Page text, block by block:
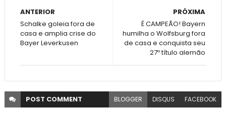
PRÓXIMA
É CAMPEÃO! Bayern
humilha o Wolfsburg fora
de casa e conquista seu
27º título alemão
ANTERIOR
Schalke goleia fora de
casa e amplia crise do
Bayer Leverkusen
POST COMMENT BLOGGER DISQUS FACEBOOK